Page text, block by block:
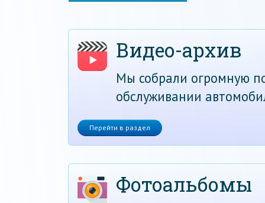
Видео-архив
Мы собрали огромную
обслуживании
Перейти в раздел
Фотоальбомы